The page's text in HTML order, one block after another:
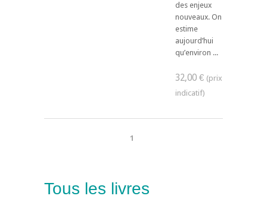
des enjeux
nouveaux. On
estime
aujourd’hui
qu’environ ...
32,00 €
1
Tous les livres